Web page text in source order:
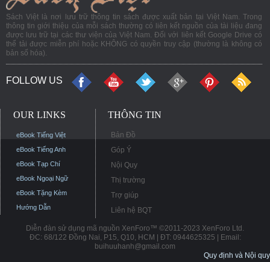
Sách Việt là nơi lưu trữ thông tin sách được xuất bản tại Việt Nam. Trong
thông tin giới thiệu của mỗi sách thường có liên kết nguồn của tài liệu đang
được lưu trữ tại các thư viện của Việt Nam. Đối với liên kết Google Drive có
thể tải được miễn phí hoặc KHÔNG có quyền truy cập (thường là không có
bản số hóa).
FOLLOW US
OUR LINKS
eBook Tiếng Việt
eBook Tiếng Anh
eBook Tạp Chí
eBook Ngoại Ngữ
eBook Tặng Kèm
Hướng Dẫn
THÔNG TIN
Bản Đồ
Góp Ý
Nội Quy
Thị trường
Trợ giúp
Liên hệ BQT
Diễn đàn sử dụng mã nguồn XenForo™ ©2011-2023 XenForo Ltd.
ĐC: 68/122 Đồng Nai, P15, Q10, HCM | ĐT: 0944625325 | Email:
buihuuhanh@gmail.com
Quy định và Nội quy